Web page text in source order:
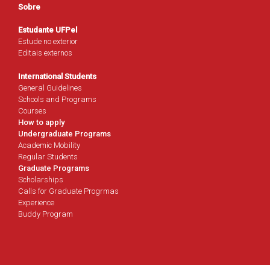
Sobre
Estudante UFPel
Estude no exterior
Editais externos
International Students
General Guidelines
Schools and Programs
Courses
How to apply
Undergraduate Programs
Academic Mobility
Regular Students
Graduate Programs
Scholarships
Calls for Graduate Progrmas
Experience
Buddy Program